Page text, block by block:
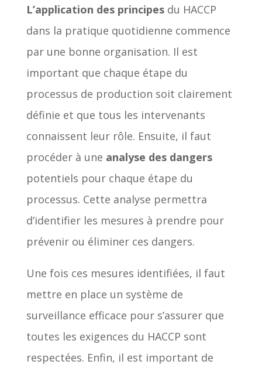
L’application des principesdu HACCP
dans la pratique quotidienne commence
par une bonne organisation. Il est
important que chaque étape du
processus de production soit clairement
définie et que tous les intervenants
connaissent leur rôle. Ensuite, il faut
procéder à une analyse des dangers
potentiels pour chaque étape du
processus. Cette analyse permettra
d’identifier les mesures à prendre pour
prévenir ou éliminer ces dangers.
Une fois ces mesures identifiées, il faut
mettre en place un système de
surveillance efficace pour s’assurer que
toutes les exigences du HACCP sont
respectées. Enfin, il est important de